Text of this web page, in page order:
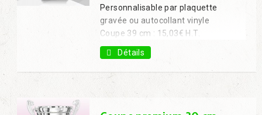
Personnalisable par plaquette
gravée ou autocollant vinyle
Coupe 39 cm : 15,03€ H.T.
Détails